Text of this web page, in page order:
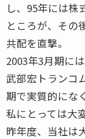
し、95年には株
ところが、その
共配を直撃。
2003年3月期に
武部宏トランコ
期で実質的にな
私にとっては大
昨年度、当社は